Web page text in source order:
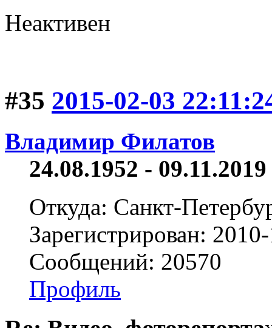
Неактивен
#35 2015-02-03
Владимир Филатов
24.08.1952 -
Откуда: Санкт-
Зарегистрирован:
Сообщений: 20570
Профиль